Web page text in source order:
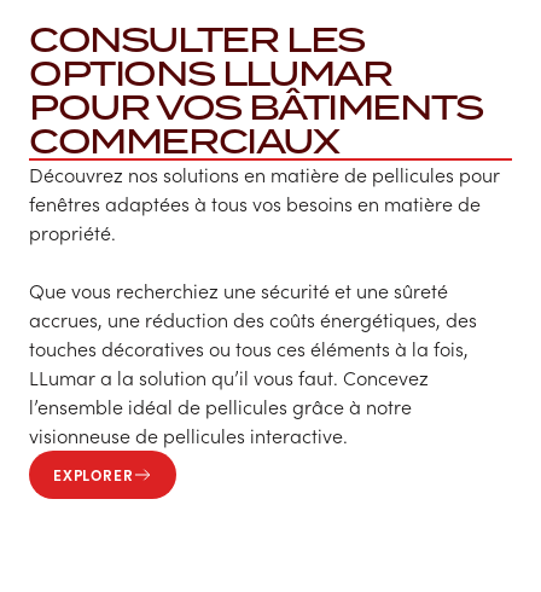
CONSULTER LES
OPTIONS LLUMAR
POUR VOS BÂTIMENTS
COMMERCIAUX
Découvrez nos solutions en matière de pellicules pour
fenêtres adaptées à tous vos besoins en matière de
propriété.
Que vous recherchiez une sécurité et une sûreté
accrues, une réduction des coûts énergétiques, des
touches décoratives ou tous ces éléments à la fois,
LLumar a la solution qu’il vous faut. Concevez
l’ensemble idéal de pellicules grâce à notre
visionneuse de pellicules interactive.
EXPLORER